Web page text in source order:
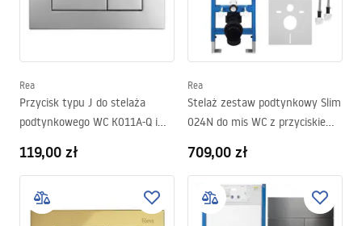
Rea
Przycisk typu J do stelaża
podtynkowego WC K011A-Q i
119,00 zł
Rea
Stelaż zestaw podtynkowy Slim
024N do mis WC z przyciskiem
709,00 zł